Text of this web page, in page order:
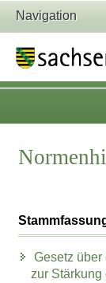
Navigation
Gesetz
zur